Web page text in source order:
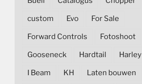
custom Evo For Sale
Forward Controls Fotoshoot
Gooseneck Hardtail Harley
I Beam KH Laten bouwen